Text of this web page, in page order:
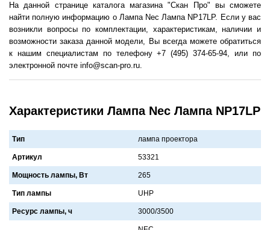
На данной странице каталога магазина "Скан Про" вы сможете
найти полную информацию о Лампа Nec Лампа NP17LP. Если у вас
возникли вопросы по комплектации, характеристикам, наличии и
возможности заказа данной модели, Вы всегда можете обратиться
к нашим специалистам по телефону +7 (495) 374-65-94, или по
электронной почте info@scan-pro.ru.
Характеристики Лампа Nec Лампа NP17LP
Тип лампа проектора
Артикул 53321
Мощность лампы, Вт 265
Тип лампы UHP
Ресурс лампы, ч 3000/3500